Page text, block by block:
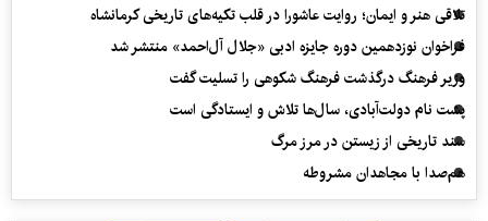
تلاقی هنر و ایمان؛ روایت عاشورا در قلب تکیه‌های تاریخی کرمانشاه
فراخوان نوزدهمین دوره جایزه ادبی «جلال آل‌احمد» منتشر شد
وزیر فرهنگ درگذشت فرهنگ شکوهی را تسلیت گفت
پشت نام دولت‌آبادی، سال‌ها تلاش و ایستادگی است
سند تاریخی از زیستن در مرز مرگ
هم‌صدا با مجاهدان مشروطه